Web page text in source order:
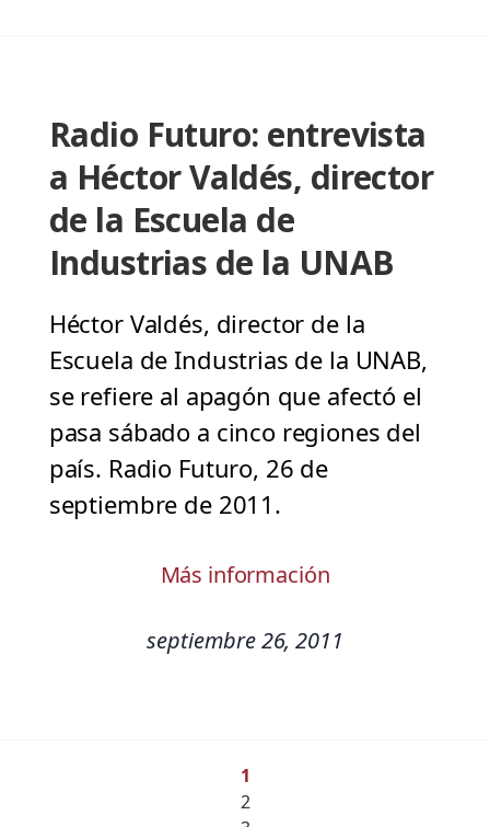
Radio Futuro: entrevista
a Héctor Valdés, director
de la Escuela de
Industrias de la UNAB
Héctor Valdés, director de la
Escuela de Industrias de la UNAB,
se refiere al apagón que afectó el
pasa sábado a cinco regiones del
país. Radio Futuro, 26 de
septiembre de 2011.
Más información
septiembre 26, 2011
1
2